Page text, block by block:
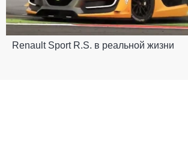
Renault Sport R.S. в реальной жизни